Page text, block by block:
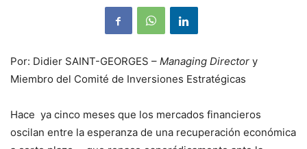
Por: Didier SAINT-GEORGES – Managing Director y
Miembro del Comité de Inversiones Estratégicas
Hace ya cinco meses que los mercados financieros
oscilan entre la esperanza de una recuperación económica